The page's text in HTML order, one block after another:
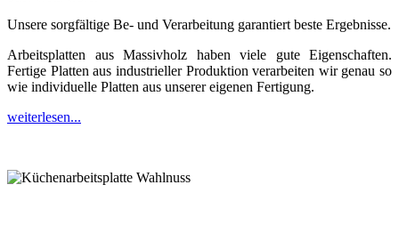
Unsere sorgfältige Be- und Verarbeitung garantiert beste Ergebnisse.
Arbeitsplatten aus Massivholz haben viele gute Eigenschaften.
Fertige Platten aus industrieller Produktion verarbeiten wir genau so
wie individuelle Platten aus unserer eigenen Fertigung.
weiterlesen...